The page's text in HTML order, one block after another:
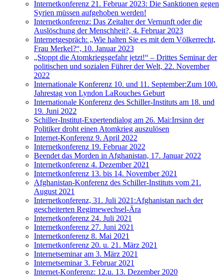
Internetkonferenz 21. Februar 2023: Die Sanktionen gegen
Syrien müssen aufgehoben werden!
Internetkonferenz: Das Zeitalter der Vernunft oder die
Auslöschung der Menschheit?, 4. Februar 2023
Internetgespräch: „Wie halten Sie es mit dem Völkerrecht,
Frau Merkel?“, 10. Januar 2023
„Stoppt die Atomkriegsgefahr jetzt!“ – Drittes Seminar der
politischen und sozialen Führer der Welt, 22. November
2022
Internationale Konferenz 10. und 11. September:Zum 100.
Jahrestag von Lyndon LaRouches Geburt
Internationale Konferenz des Schiller-Instituts am 18. und
19. Juni 2022
Schiller-Institut-Expertendialog am 26. Mai:Irrsinn der
Politiker droht einen Atomkrieg auszulösen
Internet-Konferenz 9. April 2022
Internetkonferenz 19. Februar 2022
Beendet das Morden in Afghanistan, 17. Januar 2022
Internetkonferenz 4. Dezember 2021
Internetkonferenz 13. bis 14. November 2021
Afghanistan-Konferenz des Schiller-Instituts vom 21.
August 2021
Internetkonferenz, 31. Juli 2021:Afghanistan nach der
gescheiterten Regimewechsel-Ära
Internetkonferenz 24. Juli 2021
Internetkonferenz 27. Juni 2021
Internetkonferenz 8. Mai 2021
Internetkonferenz 20. u. 21. März 2021
Internetseminar am 3. März 2021
Internetseminar 3. Februar 2021
Internet-Konferenz: 12.u. 13. Dezember 2020